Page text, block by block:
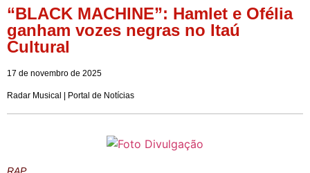
“BLACK MACHINE”: Hamlet e Ofélia
ganham vozes negras no Itaú
Cultural
17 de novembro de 2025
Radar Musical | Portal de Notícias